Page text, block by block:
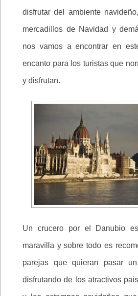
disfrutar del ambiente
mercadillos de Navidad y
nos vamos a encontrar en
encanto para los turistas que
y disfrutan.
Un crucero por el Danubio
maravilla y sobre todo es
parejas que quieran pasar
disfrutando de los atractivos